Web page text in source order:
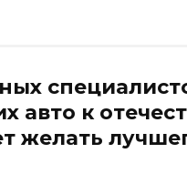
авто к
желать